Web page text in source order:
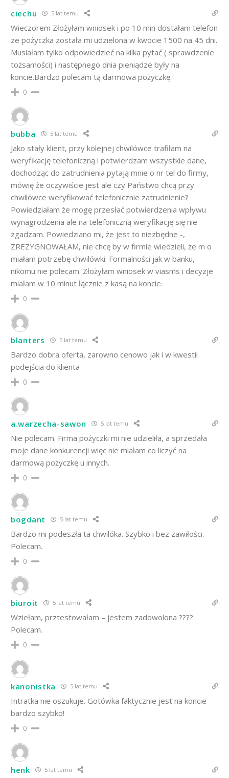
ciechu 5 lat temu
Wieczorem Złożyłam wniosek i po 10 min dostałam telefon
ze pożyczka została mi udzielona w kwocie 1500 na 45 dni.
Musiałam tylko odpowiedzieć na kilka pytać ( sprawdzenie
tożsamości) i następnego dnia pieniądze były na
koncie.Bardzo polecam tą darmowa pożyczkę.
0
bubba 5 lat temu
Jako stały klient, przy kolejnej chwilówce trafiłam na
weryfikację telefoniczną i potwierdzam wszystkie dane,
dochodząc do zatrudnienia pytają mnie o nr tel do firmy,
mówię że oczywiście jest ale czy Państwo chcą przy
chwilówce weryfikować telefonicznie zatrudnienie?
Powiedziałam że mogę przesłać potwierdzenia wpływu
wynagrodzenia ale na telefoniczną weryfikację się nie
zgadzam. Powiedziano mi, że jest to niezbędne -,
ZREZYGNOWAŁAM, nie chcę by w firmie wiedzieli, że m o
miałam potrzebę chwilówki. Formalności jak w banku,
nikomu nie polecam. Złożyłam wniosek w viasms i decyzje
miałam w 10 minut łącznie z kasą na koncie.
0
blanters 5 lat temu
Bardzo dobra oferta, zarowno cenowo jak i w kwestii
podejścia do klienta
0
a.warzecha-sawon 5 lat temu
Nie polecam. Firma pożyczki mi nie udzieliła, a sprzedała
moje dane konkurencji więc nie miałam co liczyć na
darmową pożyczkę u innych.
0
bogdant 5 lat temu
Bardzo mi podeszła ta chwilóka. Szybko i bez zawiłości.
Polecam.
0
biuroit 5 lat temu
Wziełam, prztestowałam – jestem zadowolona ????
Polecam.
0
kanonistka 5 lat temu
Intratka nie oszukuje. Gotówka faktycznie jest na koncie
bardzo szybko!
0
henk 5 lat temu